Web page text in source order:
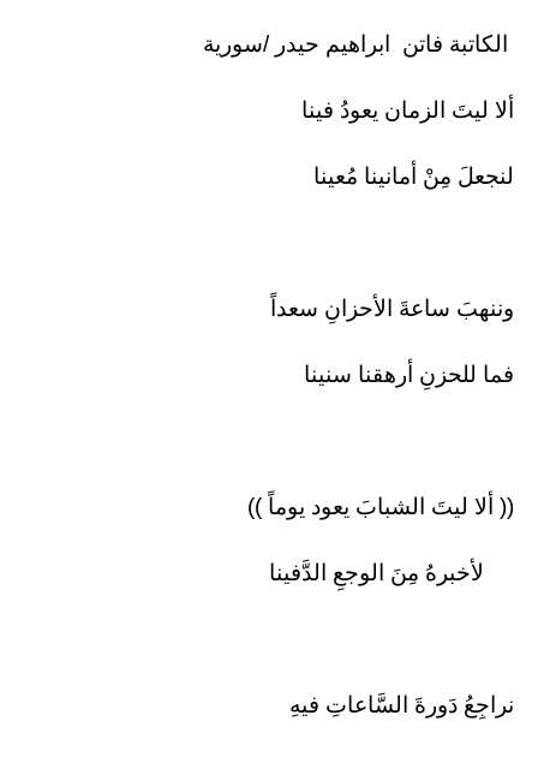
الكاتبة فاتن ابراهيم حيدر /سورية
ألا ليتَ الزمان يعودُ فينا
لنجعلَ مِنْ أمانينا مُعينا
وننهبَ ساعةَ الأحزانِ سعداً
فما للحزنِ أرهقنا سنينا
(( ألا ليتَ الشبابَ يعود يوماً ))
لأخبرهُ مِنَ الوجعِ الدَّفينا
نراجِعُ دَورةَ السَّاعاتِ فيهِ